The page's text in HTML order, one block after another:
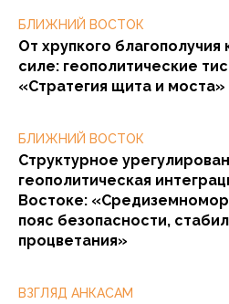
БЛИЖНИЙ ВОСТОК
От хрупкого
силе: геополитические
«Стратегия щита и моста»
БЛИЖНИЙ ВОСТОК
Структурное
геополитическая
Востоке:
пояс безопасности,
процветания»
ВЗГЛЯД АНКАСАМ